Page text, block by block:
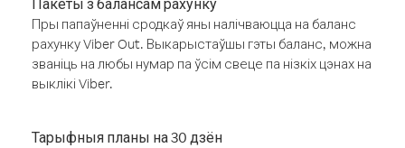
Пакеты з балансам рахунку
Пры папаўненні сродкаў яны налічваюцца на баланс
рахунку Viber Out. Выкарыстаўшы гэты баланс, можна
званіць на любы нумар па ўсім свеце па нізкіх цэнах на
выклікі Viber.
Тарыфныя планы на 30 дзён